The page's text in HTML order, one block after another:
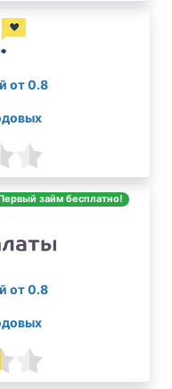
от 0.8
займ бесплатно!
от 0.8